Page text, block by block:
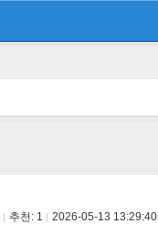
추천: 1 2026-05-13 13:29:40